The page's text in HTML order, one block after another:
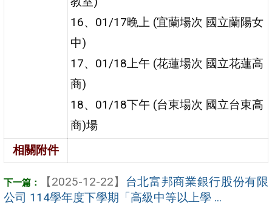
16、01/17晚上 (宜蘭場次 國立蘭陽女
中)
17、01/18上午 (花蓮場次 國立花蓮高
商)
18、01/18下午 (台東場次 國立台東高
商)場
相關附件
【2025-12-22】 台北富邦商業銀行股份有限
公司 114學年度下學期「高級中等以上學 ...